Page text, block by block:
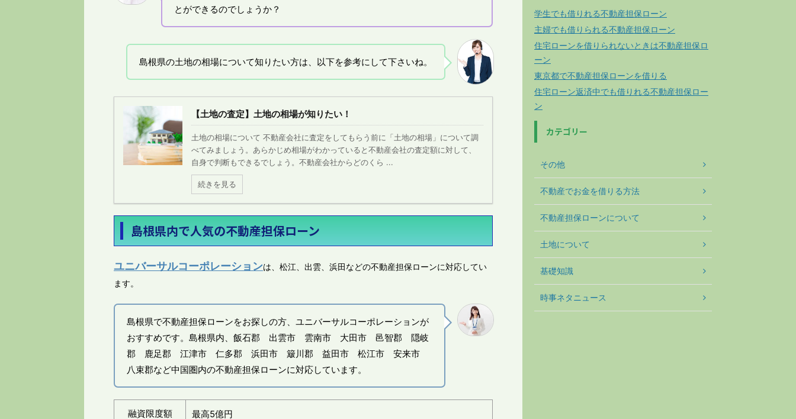
とができるのでしょうか？
島根県の土地の相場について知りたい方は、以下を参考にして下さいね。
【土地の査定】土地の相場が知りたい！
土地の相場について 不動産会社に査定をしてもらう前に「土地の相場」について調
べてみましょう。あらかじめ相場がわかっていると不動産会社の査定額に対して、
自身で判断もできるでしょう。不動産会社からどのくら ...
続きを見る
島根県内で人気の不動産担保ローン
ユニバーサルコーポレーションは、松江、出雲、浜田などの不動産担保ローンに対応してい
ます。
島根県で不動産担保ローンをお探しの方、ユニバーサルコーポレーションが
おすすめです。島根県内、飯石郡 出雲市 雲南市 大田市 邑智郡 隠岐
郡 鹿足郡 江津市 仁多郡 浜田市 簸川郡 益田市 松江市 安来市
八束郡など中国圏内の不動産担保ローンに対応しています。
融資限度額 最高5億円
学生でも借りれる不動産担保ローン
主婦でも借りられる不動産担保ローン
住宅ローンを借りられないときは不動産担保ロ
ーン
東京都で不動産担保ローンを借りる
住宅ローン返済中でも借りれる不動産担保ロー
ン
カテゴリー
その他
不動産でお金を借りる方法
不動産担保ローンについて
土地について
基礎知識
時事ネタニュース